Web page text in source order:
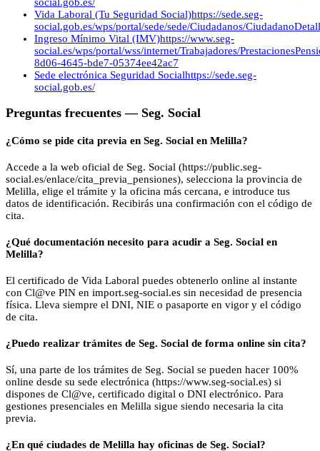
Vida Laboral (Tu Seguridad Social)https://sede.seg-
social.gob.es/wps/portal/sede/sede/Ciudadanos/
Ingreso Mínimo Vital (IMV)https://www.seg-
social.es/wps/portal/wss/internet/Trabajadores/
8d06-4645-bde7-05374ee42ac7
Sede electrónica Seguridad Socialhttps://sede.seg-
social.gob.es/
Preguntas frecuentes — Seg. Social
¿Cómo se pide cita previa en Seg. Social en Melilla?
Accede a la web oficial de Seg. Social (https://public.seg-
social.es/enlace/cita_previa_pensiones), selecciona la provincia de
Melilla, elige el trámite y la oficina más cercana, e introduce tus
datos de identificación. Recibirás una confirmación con el código de
cita.
¿Qué documentación necesito para acudir a Seg. Social en
Melilla?
El certificado de Vida Laboral puedes obtenerlo online al instante
con Cl@ve PIN en import.seg-social.es sin necesidad de presencia
física. Lleva siempre el DNI, NIE o pasaporte en vigor y el código
de cita.
¿Puedo realizar trámites de Seg. Social de forma online sin cita?
Sí, una parte de los trámites de Seg. Social se pueden hacer 100%
online desde su sede electrónica (https://www.seg-social.es) si
dispones de Cl@ve, certificado digital o DNI electrónico. Para
gestiones presenciales en Melilla sigue siendo necesaria la cita
previa.
¿En qué ciudades de Melilla hay oficinas de Seg. Social?